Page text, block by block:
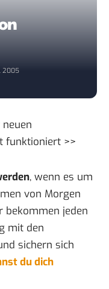
2005
funktioniert >>
, wenn es um
von Morgen
bekommen jeden
mit den
sichern sich
du dich